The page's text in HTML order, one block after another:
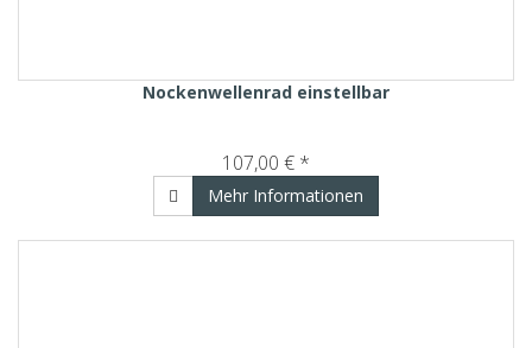
Nockenwellenrad einstellbar
107,00 € *
Mehr Informationen